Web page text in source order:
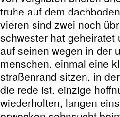
truhe auf dem
vieren sind zwei noch
schwester hat geheiratet
auf seinen wegen in der
menschen, einmal eine
straßenrand sitzen, in
die rede ist. einzige
wiederholten, langen